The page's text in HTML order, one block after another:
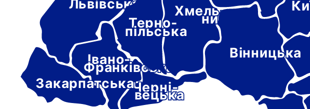
Черні-
вецька
Івано-
Франківська
Хмель-
ницька
Львівська
Терно-
пільська
Вінницька
Закарпатська